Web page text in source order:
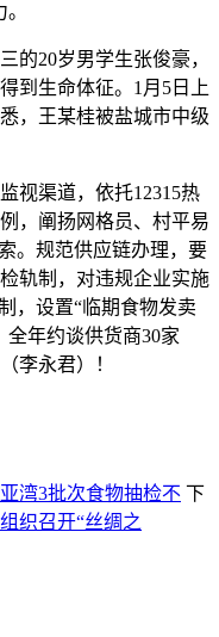
20岁男学生张俊豪，
到生命体征。1月5日上
，王某桂被盐城市中级
渠道，依托12315热
，阐扬网格员、村平易
。规范供应链办理，要
轨制，对违规企业实施
，设置“临期食物发卖
全年约谈供货商30家
李永君）！
湾3批次食物抽检不 下
织召开“丝绸之